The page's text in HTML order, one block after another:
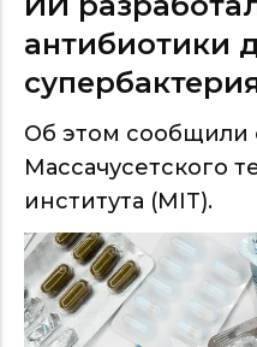
антибиотики
Об этом сообщили
Массачусетского
института (MIT).